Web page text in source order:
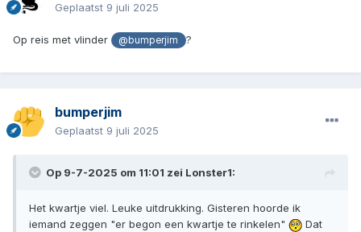
Geplaatst 9 juli 2025
Op reis met vlinder @bumperjim ?
bumperjim
Geplaatst 9 juli 2025
Op 9-7-2025 om 11:01 zei Lonster1:
Het kwartje viel. Leuke uitdrukking. Gisteren hoorde ik
iemand zeggen "er begon een kwartje te rinkelen"
Dat